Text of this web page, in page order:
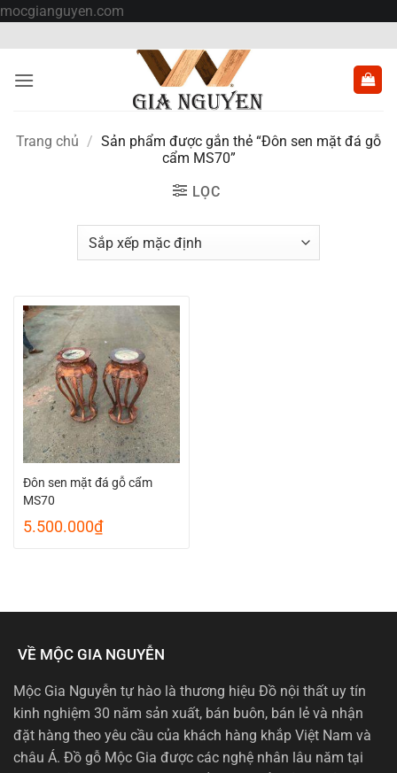
mocgianguyen.com
nội
dung
Trang chủ / Sản phẩm được gắn thẻ “Đôn sen mặt đá gỗ
cẩm MS70”
LỌC
Đôn sen mặt đá gỗ cẩm
MS70
5.500.000₫
VỀ MỘC GIA NGUYỄN
Mộc Gia Nguyễn tự hào là thương hiệu Đồ nội thất uy tín
kinh nghiệm 30 năm sản xuất, bán buôn, bán lẻ và nhận
đặt hàng theo yêu cầu của khách hàng khắp Việt Nam và
châu Á. Đồ gỗ Mộc Gia được các nghệ nhân lâu năm tại